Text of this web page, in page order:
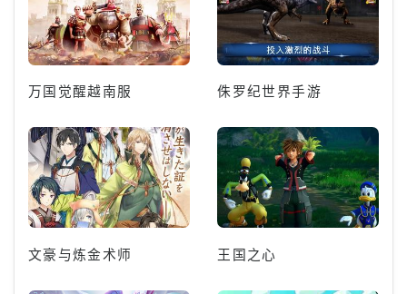
万国觉醒越南服 侏罗纪世界手游
文豪与炼金术师 王国之心